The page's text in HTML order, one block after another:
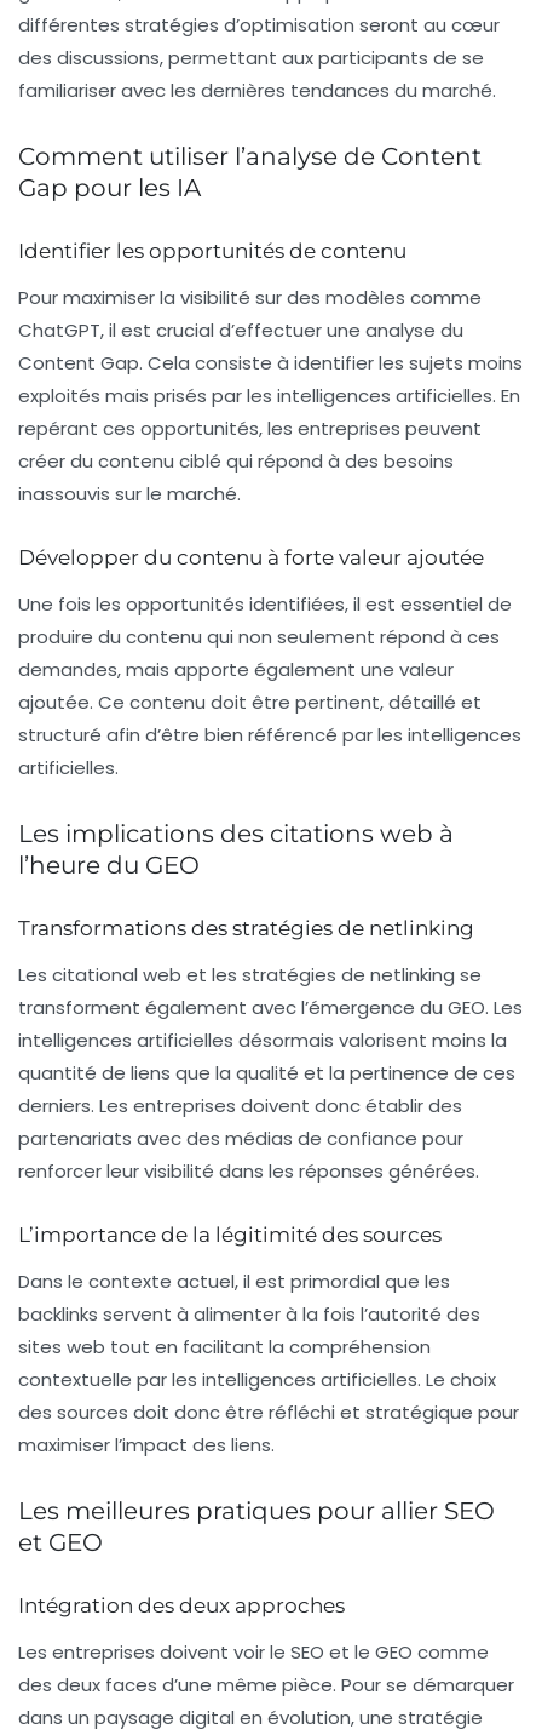
différentes stratégies d’optimisation seront au cœur
des discussions, permettant aux participants de se
familiariser avec les dernières tendances du marché.
Comment utiliser l’analyse de Content
Gap pour les IA
Identifier les opportunités de contenu
Pour maximiser la visibilité sur des modèles comme
ChatGPT, il est crucial d’effectuer une analyse du
Content Gap. Cela consiste à identifier les sujets moins
exploités mais prisés par les intelligences artificielles. En
repérant ces opportunités, les entreprises peuvent
créer du contenu ciblé qui répond à des besoins
inassouvis sur le marché.
Développer du contenu à forte valeur ajoutée
Une fois les opportunités identifiées, il est essentiel de
produire du contenu qui non seulement répond à ces
demandes, mais apporte également une valeur
ajoutée. Ce contenu doit être pertinent, détaillé et
structuré afin d’être bien référencé par les intelligences
artificielles.
Les implications des citations web à
l’heure du GEO
Transformations des stratégies de netlinking
Les citational web et les stratégies de netlinking se
transforment également avec l’émergence du GEO. Les
intelligences artificielles désormais valorisent moins la
quantité de liens que la qualité et la pertinence de ces
derniers. Les entreprises doivent donc établir des
partenariats avec des médias de confiance pour
renforcer leur visibilité dans les réponses générées.
L’importance de la légitimité des sources
Dans le contexte actuel, il est primordial que les
backlinks servent à alimenter à la fois l’autorité des
sites web tout en facilitant la compréhension
contextuelle par les intelligences artificielles. Le choix
des sources doit donc être réfléchi et stratégique pour
maximiser l’impact des liens.
Les meilleures pratiques pour allier SEO
et GEO
Intégration des deux approches
Les entreprises doivent voir le SEO et le GEO comme
des deux faces d’une même pièce. Pour se démarquer
dans un paysage digital en évolution, une stratégie